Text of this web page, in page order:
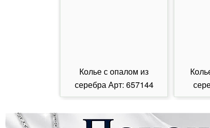
Колье с опалом из
серебра Арт: 657144